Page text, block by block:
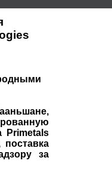
Primetals
за